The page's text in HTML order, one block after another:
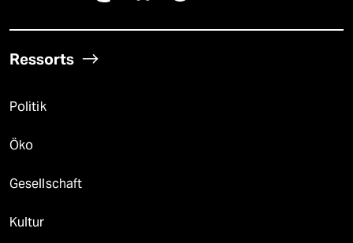
Ressorts
Politik
Öko
Gesellschaft
Kultur